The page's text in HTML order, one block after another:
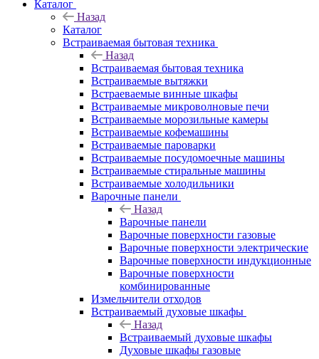
Каталог
Назад
Каталог
Встраиваемая бытовая техника
Назад
Встраиваемая бытовая техника
Встраиваемые вытяжки
Встраеваемые винные шкафы
Встраиваемые микроволновые печи
Встраиваемые морозильные камеры
Встраиваемые кофемашины
Встраиваемые пароварки
Встраиваемые посудомоечные машины
Встраиваемые стиральные машины
Встраиваемые холодильники
Варочные панели
Назад
Варочные панели
Варочные поверхности газовые
Варочные поверхности электрические
Варочные поверхности индукционные
Варочные поверхности
комбинированные
Измельчители отходов
Встраиваемый духовые шкафы
Назад
Встраиваемый духовые шкафы
Духовые шкафы газовые